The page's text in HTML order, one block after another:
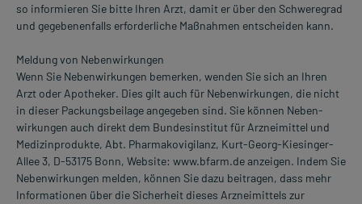
so informieren Sie bitte Ihren Arzt, damit er über den Schweregrad
und gegebenenfalls erforderliche Maßnahmen entscheiden kann.
Meldung von Nebenwirkungen
Wenn Sie Nebenwirkungen bemerken, wenden Sie sich an Ihren
Arzt oder Apotheker. Dies gilt auch für Nebenwirkungen, die nicht
in dieser Packungsbeilage angegeben sind. Sie können Neben-
wirkungen auch direkt dem Bundesinstitut für Arzneimittel und
Medizinprodukte, Abt. Pharmakovigilanz, Kurt-Georg-Kiesinger-
Allee 3, D-53175 Bonn, Website: www.bfarm.de anzeigen. Indem Sie
Nebenwirkungen melden, können Sie dazu beitragen, dass mehr
Informationen über die Sicherheit dieses Arzneimittels zur